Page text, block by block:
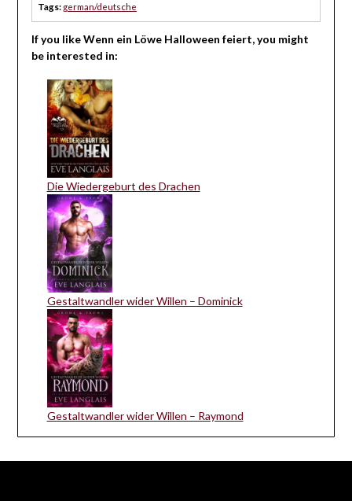
Tags: german/deutsche
If you like Wenn ein Löwe Halloween feiert, you might
be interested in:
Die Wiedergeburt des Drachen
Gestaltwandler wider Willen – Dominick
Gestaltwandler wider Willen – Raymond